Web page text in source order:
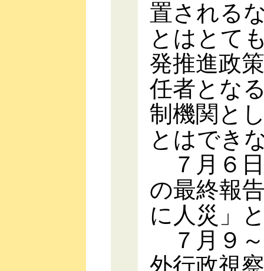
置される
とはとて
発推進政
任者とな
制機関と
とはでき
７月６日
の最終報
に人災」
７月９
外行政視